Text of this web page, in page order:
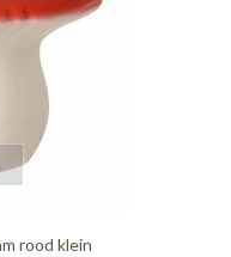
rood klein